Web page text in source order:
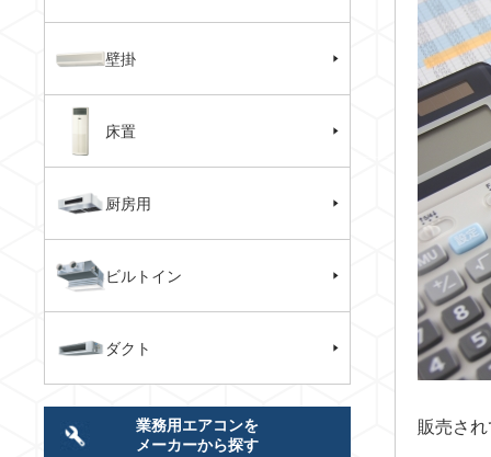
販売さ
壁掛
床置
厨房用
ビルトイン
ダクト
業務用エアコンを
メーカーから探す